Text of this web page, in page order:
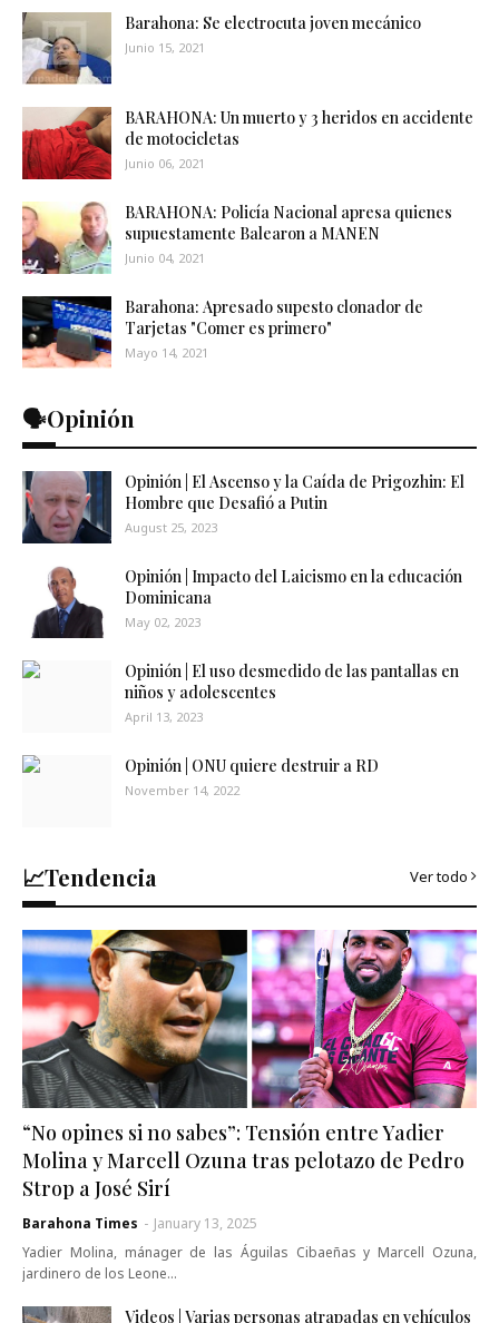
Barahona: Se electrocuta joven mecánico
Junio 15, 2021
BARAHONA: Un muerto y 3 heridos en accidente
de motocicletas
Junio 06, 2021
BARAHONA: Policía Nacional apresa quienes
supuestamente Balearon a MANEN
Junio 04, 2021
Barahona: Apresado supesto clonador de
Tarjetas "Comer es primero"
Mayo 14, 2021
🗣️Opinión
Opinión | El Ascenso y la Caída de Prigozhin: El
Hombre que Desafió a Putin
August 25, 2023
Opinión | Impacto del Laicismo en la educación
Dominicana
May 02, 2023
Opinión | El uso desmedido de las pantallas en
niños y adolescentes
April 13, 2023
Opinión | ONU quiere destruir a RD
November 14, 2022
📈Tendencia Ver todo
“No opines si no sabes”: Tensión entre Yadier
Molina y Marcell Ozuna tras pelotazo de Pedro
Strop a José Sirí
Barahona Times - January 13, 2025
Yadier Molina, mánager de las Águilas Cibaeñas y Marcell Ozuna,
jardinero de los Leone…
Videos | Varias personas atrapadas en vehículos